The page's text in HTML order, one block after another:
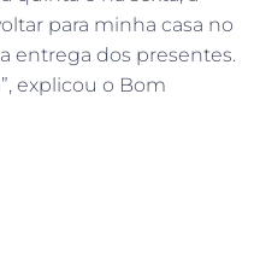
para minha casa no
entrega dos presentes.
explicou o Bom